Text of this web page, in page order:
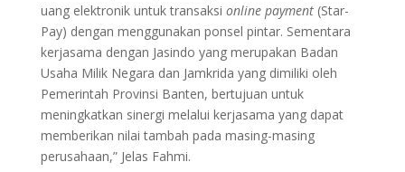
uang elektronik untuk transaksi online payment(Star-
Pay) dengan menggunakan ponsel pintar. Sementara
kerjasama dengan Jasindo yang merupakan Badan
Usaha Milik Negara dan Jamkrida yang dimiliki oleh
Pemerintah Provinsi Banten, bertujuan untuk
meningkatkan sinergi melalui kerjasama yang dapat
memberikan nilai tambah pada masing-masing
perusahaan,” Jelas Fahmi.